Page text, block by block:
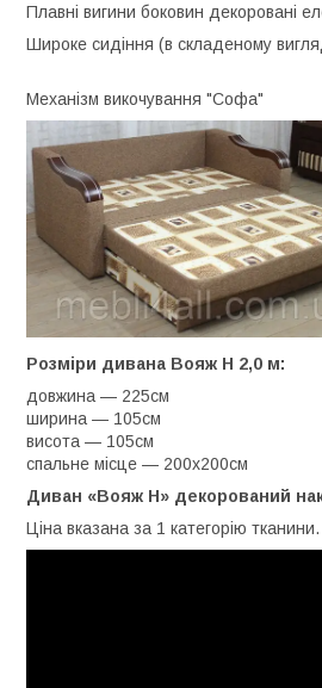
Плавні вигини боковин декоровані
Широке сидіння (в складеному
Механізм викочування "Софа"
Розміри дивана Вояж Н 2,0 м:
довжина — 225см
ширина — 105см
висота — 105см
спальне місце — 200х200см
Диван «Вояж Н» декорований
Ціна вказана за 1 категорію тканини.